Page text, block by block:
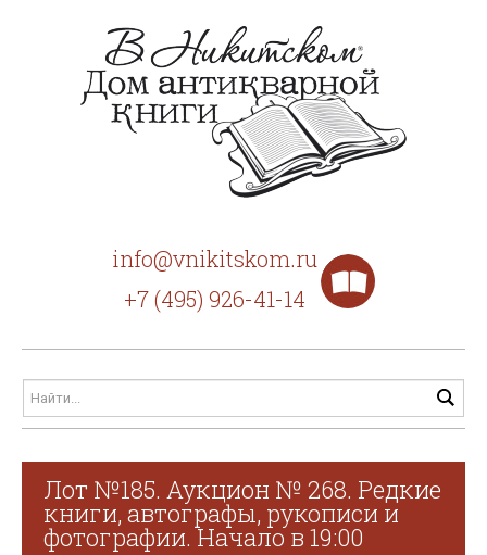
info@vnikitskom.ru
+7 (495) 926-41-14
Лот №185. Аукцион № 268. Редкие
книги, автографы, рукописи и
фотографии. Начало в 19:00